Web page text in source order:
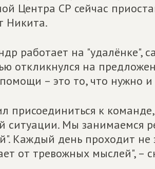
Центра СР сейчас
Никита.
работает на "удалёнке",
откликнулся на
– это то, что нужно
присоединиться к
ситуации. Мы занимаемся
Каждый день проходит не
от тревожных мыслей", –